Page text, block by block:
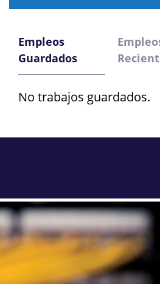
Empleos
Guardados
No trabajos guardados.